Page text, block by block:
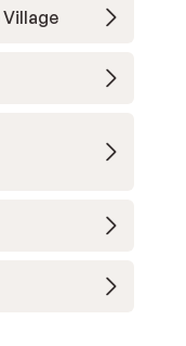
Village